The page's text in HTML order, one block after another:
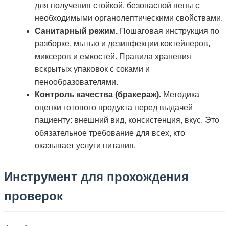
для получения стойкой, безопасной пены с
необходимыми органолептическими свойствами.
Санитарный режим. Пошаговая инструкция по
разборке, мытью и дезинфекции коктейлеров,
миксеров и емкостей. Правила хранения
вскрытых упаковок с соками и
пенообразователями.
Контроль качества (бракераж). Методика
оценки готового продукта перед выдачей
пациенту: внешний вид, консистенция, вкус. Это
обязательное требование для всех, кто
оказывает услуги питания.
Инструмент для прохождения
проверок